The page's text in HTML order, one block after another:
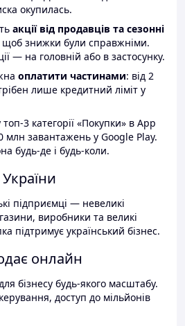
окупилась.
акції від продавців та сезонні
знижки були справжніми.
— на головній або в застосунку.
оплатити частинами: від 2
лише кредитний ліміт у
3 категорії «Покупки» в App
млн завантажень у Google Play.
будь-де і будь-коли.
України
підприємці — невеликі
виробники та великі
підтримує український бізнес.
онлайн
бізнесу будь-якого масштабу.
доступ до мільйонів